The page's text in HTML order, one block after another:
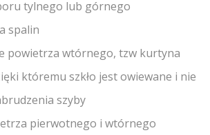
tylnego lub górnego
spalin
powietrza wtórnego, tzw kurtyna
któremu szkło jest owiewane i nie
szyby
pierwotnego i wtórnego